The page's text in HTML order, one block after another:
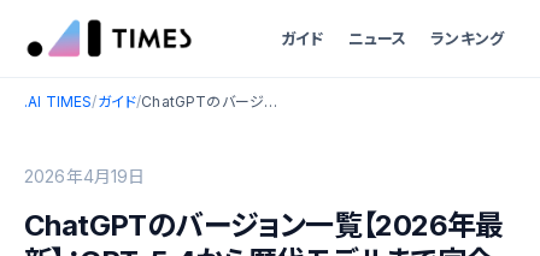
ガイド ニュース ランキング
.AI TIMES/ガイド/ ChatGPTのバージョン一覧【2026年最新】：GPT-5.4から歴代モデルまで完全比較
2026年4月19日
ChatGPTのバージョン一覧【2026年最